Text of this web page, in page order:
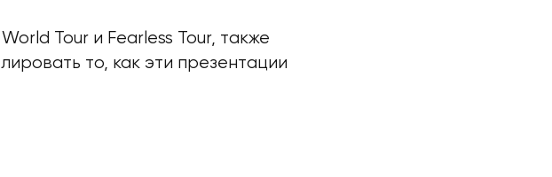
Tour и Fearless Tour, также
то, как эти презентации